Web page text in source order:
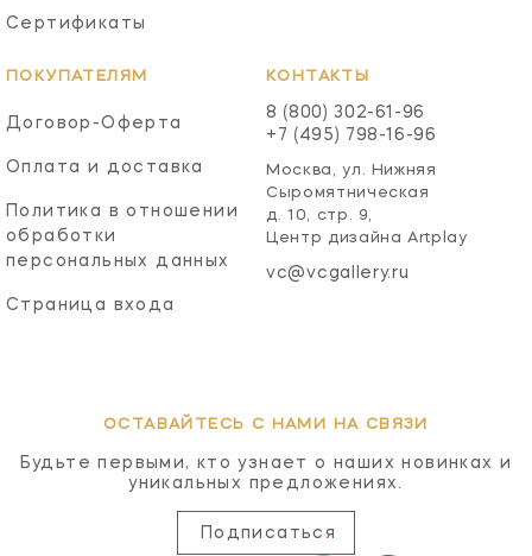
Сертификаты
ПОКУПАТЕЛЯМ
Договор-Оферта
Оплата и доставка
Политика в отношении
обработки
персональных данных
Страница входа
КОНТАКТЫ
8 (800) 302-61-96
+7 (495) 798-16-96
Москва, ул. Нижняя
Сыромятническая
д. 10, стр. 9,
Центр дизайна Artplay
vc@vcgallery.ru
ОСТАВАЙТЕСЬ С НАМИ НА СВЯЗИ
Будьте первыми, кто узнает о наших новинках и
уникальных предложениях.
Подписаться